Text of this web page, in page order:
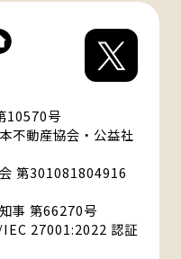
10570号
不動産協会・公益社
第301081804916
事 第66270号
27001:2022 認証